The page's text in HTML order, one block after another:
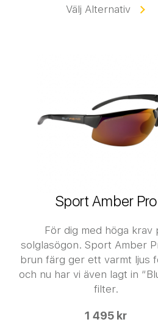
Välj Alternativ
Sport Amber Pro
För dig med höga krav
solglasögon. Sport Amber
brun färg ger ett varmt ljus
och nu har vi även lagt in
filter.
1 495 kr